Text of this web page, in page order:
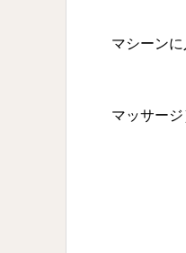
５日
マシーン
ＶＯ
マッサー